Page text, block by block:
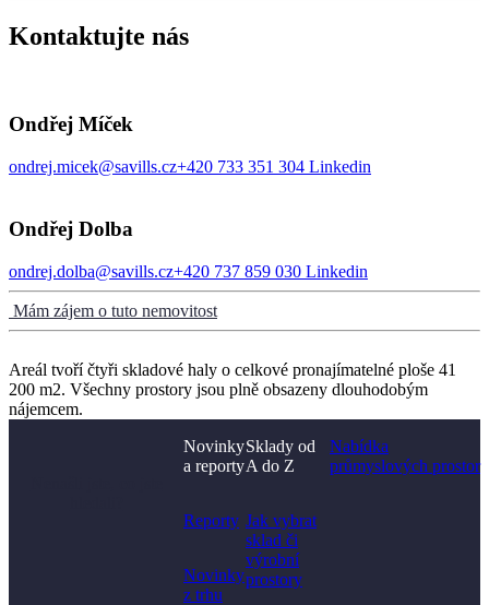
Kontaktujte nás
Ondřej Míček
ondrej.micek@savills.cz+420 733 351 304 Linkedin
Ondřej Dolba
ondrej.dolba@savills.cz+420 737 859 030 Linkedin
Mám zájem o tuto nemovitost
Areál tvoří čtyři skladové haly o celkové pronajímatelné ploše 41
200 m2. Všechny prostory jsou plně obsazeny dlouhodobým
nájemcem.
Novinky
a reporty
Reporty
Novinky
z trhu
Sklady od
A do Z
Jak vybrat
sklad či
výrobní
prostory​
Nabídka
průmyslových prostor